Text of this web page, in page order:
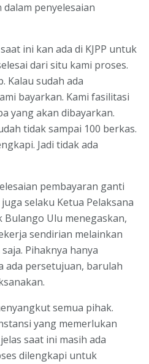
penyelesaian
ini kan ada di KJPP untuk
dari situ kami proses.
Kalau sudah ada
bayarkan. Kami fasilitasi
yang akan dibayarkan.
tidak sampai 100 berkas.
Jadi tidak ada
pembayaran ganti
selaku Ketua Pelaksana
Bulango Ulu menegaskan,
sendirian melainkan
Pihaknya hanya
ada persetujuan, barulah
semua pihak.
yang memerlukan
saat ini masih ada
dilengkapi untuk